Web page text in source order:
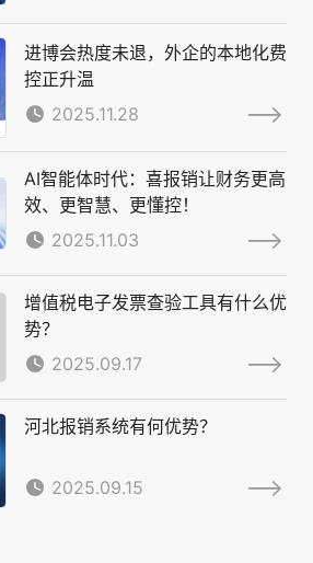
进博会热度未退，外企的本地化费
控正升温
2025.11.28
AI智能体时代：喜报销让财务更高
效、更智慧、更懂控！
2025.11.03
增值税电子发票查验工具有什么优
势？
2025.09.17
河北报销系统有何优势？
2025.09.15